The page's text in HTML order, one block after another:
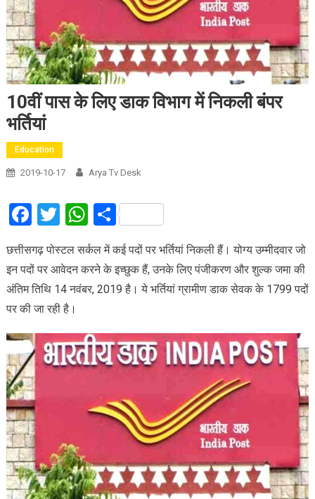
10वीं पास के लिए डाक विभाग में निकली बंपर
भर्तियां
Education
2019-10-17 Arya Tv Desk
Facebook
Twitter
WhatsApp
Share
छत्तीसगढ़ पोस्टल सर्कल में कई पदों पर भर्तियां निकली हैं। योग्य उम्मीदवार जो
इन पदों पर आवेदन करने के इच्छुक हैं, उनके लिए पंजीकरण और शुल्क जमा की
अंतिम तिथि 14 नवंबर, 2019 है। ये भर्तियां ग्रामीण डाक सेवक के 1799 पदों
पर की जा रही है।